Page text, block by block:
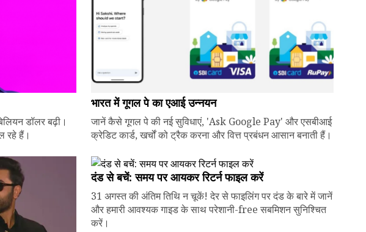
डॉलर बढ़ी।
रहे हैं।
भारत में गूगल पे का एआई उन्नयन
जानें कैसे गूगल पे की नई सुविधाएं, 'Ask Google Pay' और एसबीआई
क्रेडिट कार्ड, खर्चों को ट्रैक करना और वित्त प्रबंधन आसान बनाती हैं।
दंड से बचें: समय पर आयकर रिटर्न फाइल करें
31 अगस्त की अंतिम तिथि न चूकें! देर से फाइलिंग पर दंड के बारे में जानें
और हमारी आवश्यक गाइड के साथ परेशानी-free सबमिशन सुनिश्चित
करें।